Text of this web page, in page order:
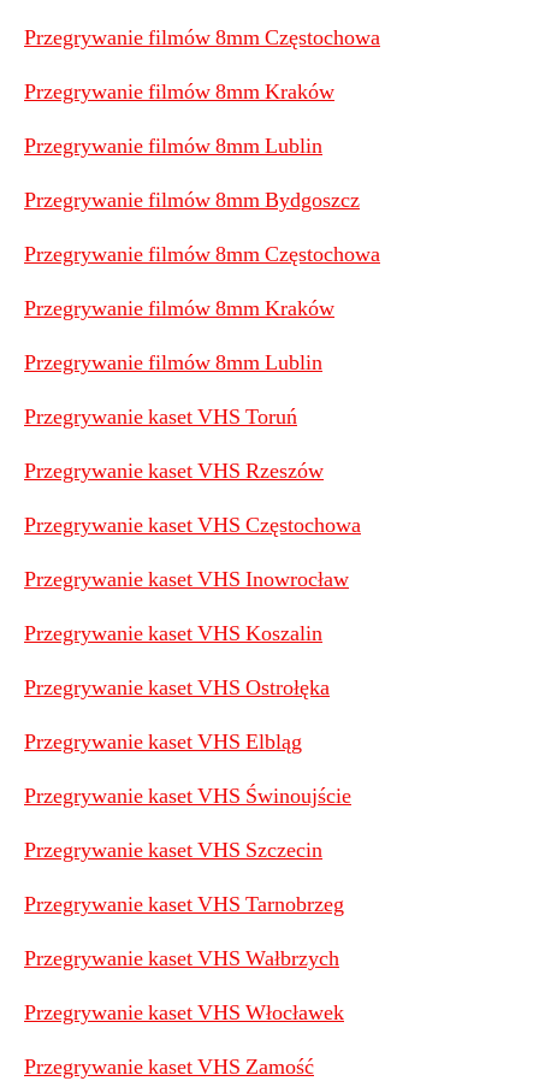
Przegrywanie filmów 8mm Częstochowa
Przegrywanie filmów 8mm Kraków
Przegrywanie filmów 8mm Lublin
Przegrywanie filmów 8mm Bydgoszcz
Przegrywanie filmów 8mm Częstochowa
Przegrywanie filmów 8mm Kraków
Przegrywanie filmów 8mm Lublin
Przegrywanie kaset VHS Toruń
Przegrywanie kaset VHS Rzeszów
Przegrywanie kaset VHS Częstochowa
Przegrywanie kaset VHS Inowrocław
Przegrywanie kaset VHS Koszalin
Przegrywanie kaset VHS Ostrołęka
Przegrywanie kaset VHS Elbląg
Przegrywanie kaset VHS Świnoujście
Przegrywanie kaset VHS Szczecin
Przegrywanie kaset VHS Tarnobrzeg
Przegrywanie kaset VHS Wałbrzych
Przegrywanie kaset VHS Włocławek
Przegrywanie kaset VHS Zamość